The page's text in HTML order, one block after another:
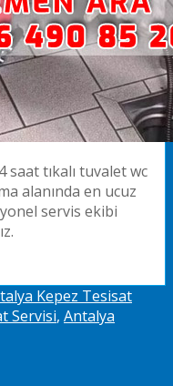
tıkalı tuvalet wc
alanında en ucuz
servis ekibi
Kepez Tesisat
Servisi, Antalya